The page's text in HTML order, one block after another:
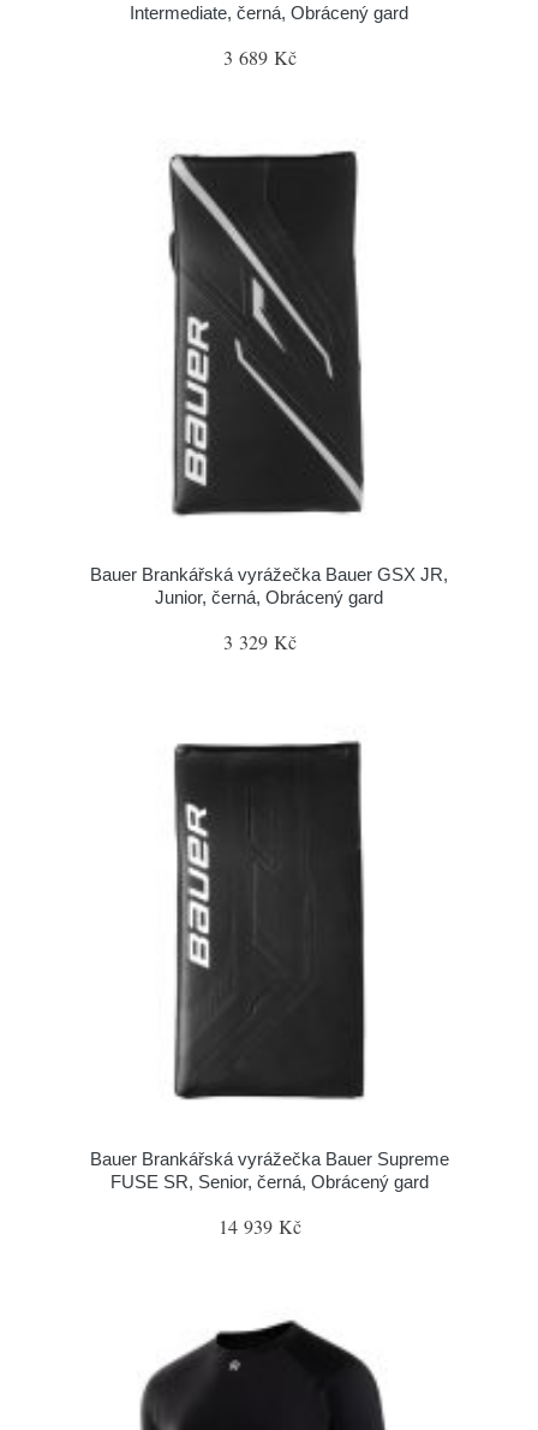
Intermediate, černá, Obrácený gard
3 689 Kč
Bauer Brankářská vyrážečka Bauer GSX JR,
Junior, černá, Obrácený gard
3 329 Kč
Bauer Brankářská vyrážečka Bauer Supreme
FUSE SR, Senior, černá, Obrácený gard
14 939 Kč